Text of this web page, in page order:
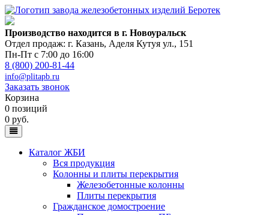
Производство находится в г. Новоуральск
Отдел продаж: г. Казань, Аделя Кутуя ул., 151
Пн-Пт с 7:00 до 16:00
8 (800) 200-81-44
info@plitapb.ru
Заказать звонок
Корзина
0 позиций
0 руб.
Каталог ЖБИ
Вся продукция
Колонны и плиты перекрытия
Железобетонные колонны
Плиты перекрытия
Гражданское домостроение